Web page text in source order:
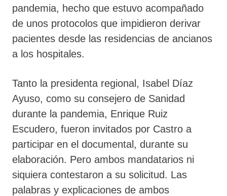
pandemia, hecho que estuvo acompañado
de unos protocolos que impidieron derivar
pacientes desde las residencias de ancianos
a los hospitales.
Tanto la presidenta regional, Isabel Díaz
Ayuso, como su consejero de Sanidad
durante la pandemia, Enrique Ruiz
Escudero, fueron invitados por Castro a
participar en el documental, durante su
elaboración. Pero ambos mandatarios ni
siquiera contestaron a su solicitud. Las
palabras y explicaciones de ambos